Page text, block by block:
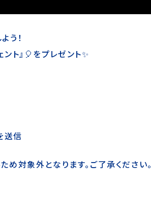
う！
ト』🎈をプレゼント✨
送信
対象外となります。ご了承ください。